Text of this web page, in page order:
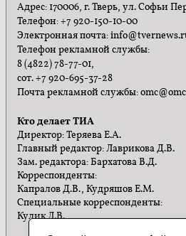
Адрес: 170006, г. Тверь, ул. Софьи
Телефон: +7 920-150-10-00
Электронная почта:
Телефон рекламной службы:
8 (4822) 78-77-01,
сот. +7 920-695-37-28
Почта рекламной службы:
Кто делает ТИА
Директор: Теряева Е.А.
Главный редактор: Лаврикова Д.В.
Зам. редактора: Бархатова В.Д.
Корреспонденты:
Капралов Д.В., Кудряшов Е.М.
Специальные корреспонденты:
Кулик Л.В.